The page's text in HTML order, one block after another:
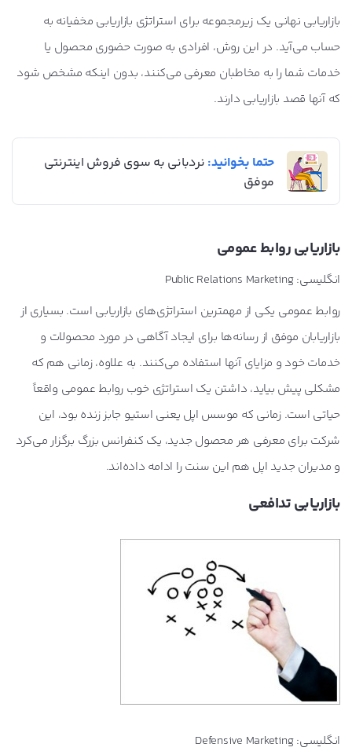
بازاریابی نهانی یک زیرمجموعه برای استراتژی بازاریابی مخفیانه به
حساب می‌آید. در این روش، افرادی به صورت حضوری محصول یا
خدمات شما را به مخاطبان معرفی می‌کنند، بدون اینکه مشخص شود
که آنها قصد بازاریابی دارند.
حتما بخوانید: نردبانی به سوی فروش اینترنتی
موفق
بازاریابی روابط عمومی
انگلیسی: Public Relations Marketing
روابط عمومی یکی از مهمترین استراتژی‌های بازاریابی است. بسیاری از
بازاریابان موفق از رسانه‌ها برای ایجاد آگاهی در مورد محصولات و
خدمات خود و مزایای آنها استفاده می‌کنند. به علاوه، زمانی هم که
مشکلی پیش بیاید، داشتن یک استراتژی خوب روابط عمومی واقعاً
حیاتی است. زمانی که موسس اپل یعنی استیو جابز زنده بود، این
شرکت برای معرفی هر محصول جدید، یک کنفرانس بزرگ برگزار می‌کرد
و مدیران جدید اپل هم این سنت را ادامه داده‌اند.
بازاریابی تدافعی
انگلیسی: Defensive Marketing